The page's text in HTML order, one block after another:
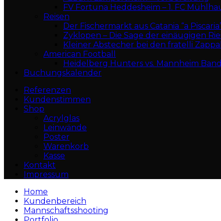
FV Fortuna Heddesheim – 1. FC
Reisen
Der Fischermarkt aus Catania “a
Zyklopen – Die Sage der einäugigen
Kleiner Abstecher bei den fratelli
American Football
Heidelberg Hunters vs. Mannheim
Buchungskalender
Referenzen
Kundenstimmen
Shop
Acrylglas
Leinwände
Poster
Warenkorb
Kasse
Kontakt
Impressum
Home
Kundenbereich
Mannschaftsshooting